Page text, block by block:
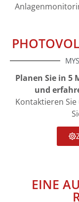
Planen Sie in
und
Kontaktieren
EINE